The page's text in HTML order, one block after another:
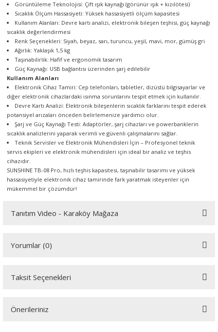
Görüntüleme Teknolojisi: Çift ışık kaynağı (görünür ışık + kızılötesi)
Sıcaklık Ölçüm Hassasiyeti: Yüksek hassasiyetli ölçüm kapasitesi
Kullanım Alanları: Devre kartı analizi, elektronik bileşen teşhisi, güç kaynağı
sıcaklık değerlendirmesi
Renk Seçenekleri: Siyah, beyaz, sarı, turuncu, yeşil, mavi, mor, gümüş gri
Ağırlık: Yaklaşık 1,5 kg
Taşınabilirlik: Hafif ve ergonomik tasarım
Güç Kaynağı: USB bağlantısı üzerinden şarj edilebilir
Kullanım Alanları
Elektronik Cihaz Tamiri: Cep telefonları, tabletler, dizüstü bilgisayarlar ve
diğer elektronik cihazlardaki ısınma sorunlarını tespit etmek için kullanılır.
Devre Kartı Analizi: Elektronik bileşenlerin sıcaklık farklarını tespit ederek
potansiyel arızaları önceden belirlemenize yardımcı olur.
Şarj ve Güç Kaynağı Testi: Adaptörler, şarj cihazları ve powerbanklerin
sıcaklık analizlerini yaparak verimli ve güvenli çalışmalarını sağlar.
Teknik Servisler ve Elektronik Mühendisleri İçin – Profesyonel teknik
servis ekipleri ve elektronik mühendisleri için ideal bir analiz ve teşhis
cihazıdır.
SUNSHINE TB-08 Pro, hızlı teşhis kapasitesi, taşınabilir tasarımı ve yüksek
hassasiyetiyle elektronik cihaz tamirinde fark yaratmak isteyenler için
mükemmel bir çözümdür!
Tanıtım Video - Karaköy Mağaza
Yorumlar (0)
Bu ürüne ilk yorumu siz yapın!
Taksit Seçenekleri
Önerileriniz